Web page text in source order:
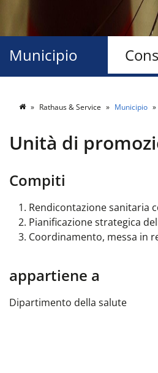
Municipio
Rathaus & Service Municipio
Unità di
Compiti
Rendicontazione sanitaria
Pianificazione strategica
Coordinamento, messa in
appartiene a
Dipartimento della salute